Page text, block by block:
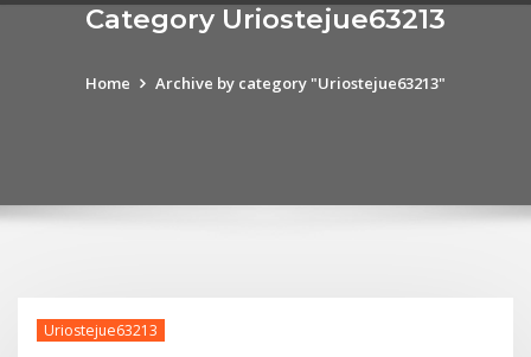
Category Uriostejue63213
Home Archive by category "Uriostejue63213"
Uriostejue63213